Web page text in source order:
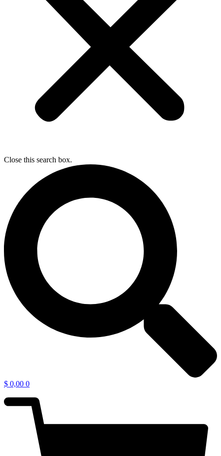
Close this search box.
$ 0,00 0